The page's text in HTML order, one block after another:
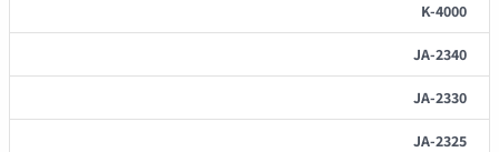
K-4000
JA-2340
JA-2330
JA-2325